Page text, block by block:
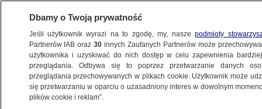
ZMARŁ..., NEKROLOGI
Nie żyje książę Bolko von Pless. Wnuk
Dbamy o Twoją prywatność
Jeśli użytkownik wyrazi na to zgodę, my, naszepodmioty
Partnerów IAB oraz30 innych Zaufanych Partnerów może
użytkownika i uzyskiwać do nich dostęp w celu zapewnienia
przeglądania. Odbywa się to poprzez przetwarzanie danych
przeglądania przechowywanych w plikach cookie. Użytkownik może
się przetwarzaniu w oparciu o uzasadniony interes w dowolnym
plików cookie i reklam”.